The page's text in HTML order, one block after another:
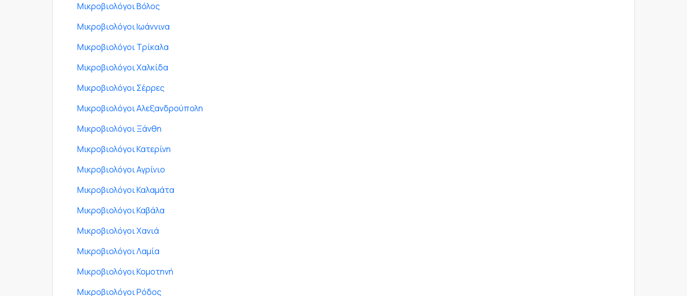
Μικροβιολόγοι Βόλος
Μικροβιολόγοι Ιωάννινα
Μικροβιολόγοι Τρίκαλα
Μικροβιολόγοι Χαλκίδα
Μικροβιολόγοι Σέρρες
Μικροβιολόγοι Αλεξανδρούπολη
Μικροβιολόγοι Ξάνθη
Μικροβιολόγοι Κατερίνη
Μικροβιολόγοι Αγρίνιο
Μικροβιολόγοι Καλαμάτα
Μικροβιολόγοι Καβάλα
Μικροβιολόγοι Χανιά
Μικροβιολόγοι Λαμία
Μικροβιολόγοι Κομοτηνή
Μικροβιολόγοι Ρόδος